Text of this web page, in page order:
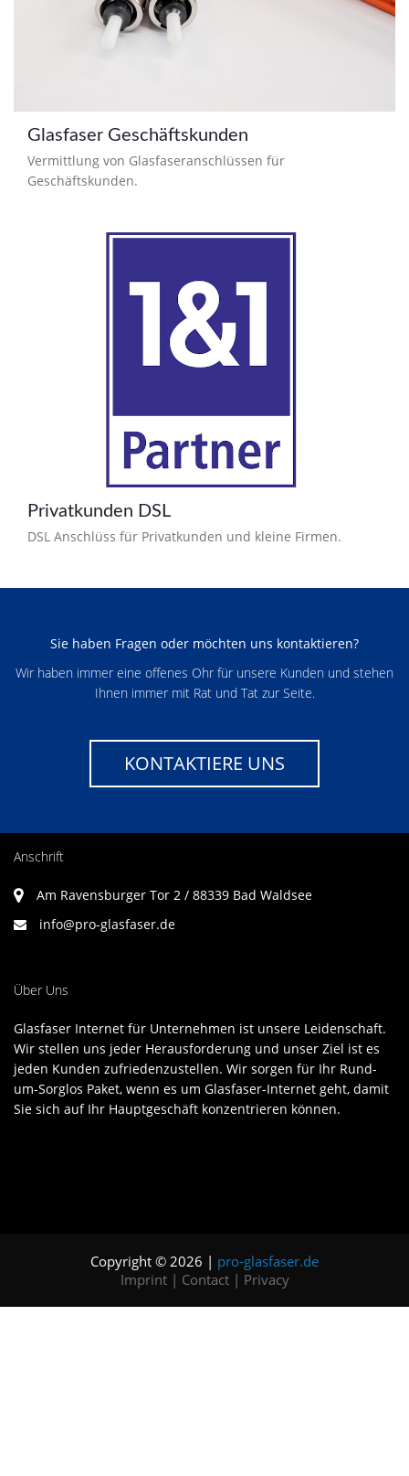
Glasfaser Geschäftskunden
Vermittlung von Glasfaseranschlüssen für
Geschäftskunden.
Privatkunden DSL
DSL Anschlüss für Privatkunden und kleine Firmen.
Sie haben Fragen oder möchten uns kontaktieren?
Wir haben immer eine offenes Ohr für unsere Kunden und stehen
Ihnen immer mit Rat und Tat zur Seite.
KONTAKTIERE UNS
Anschrift
Am Ravensburger Tor 2 / 88339 Bad Waldsee
info@pro-glasfaser.de
Über Uns
Glasfaser Internet für Unternehmen ist unsere Leidenschaft.
Wir stellen uns jeder Herausforderung und unser Ziel ist es
jeden Kunden zufriedenzustellen. Wir sorgen für Ihr Rund-
um-Sorglos Paket, wenn es um Glasfaser-Internet geht, damit
Sie sich auf Ihr Hauptgeschäft konzentrieren können.
Copyright © 2026 | pro-glasfaser.de
Imprint| Contact| Privacy